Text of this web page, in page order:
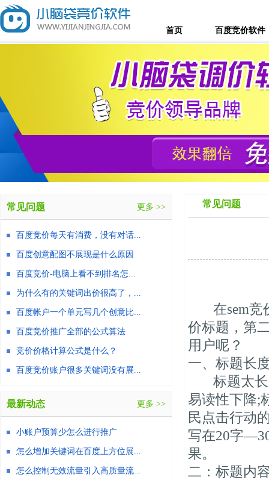
首页 百度竞价软件
常见问题
在sem竞
价标题，第
用户呢？
一、标题长
标题太长
易读性下降;
民点击行动
写在20字
果。
二：标题内
常见问题 更多 >>
百度竞价每天有消费，没有对话...
百度创意配图不展现是什么原因
百度竞价-电脑上看不到排名怎...
为什么有的关键词出价很高了，...
百度帐户一个单元写几个创意比...
百度竞价推广全部的公式算法
竞价价格计算公式是什么？
百度竞价账户很多关键词没有展...
最新动态 更多 >>
小账户预算少怎么进行推广
怎么增加关键词在百度上方位展...
怎么控制无效流量引入高质量流...